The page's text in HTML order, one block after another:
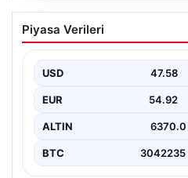
(Özet) Larne – Iberia
ve Tüm Önemli Anları
Piyasa Verileri
USD 47.58
EUR 54.92
ALTIN 6370.0
BTC 3042235